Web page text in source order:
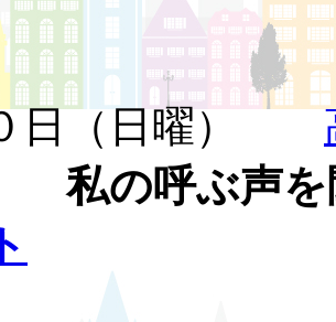
日（日曜）
私の呼ぶ声